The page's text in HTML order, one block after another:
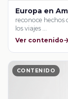
Europa en
reconoce hechos
los viajes …
Ver contenido
CONTENIDO